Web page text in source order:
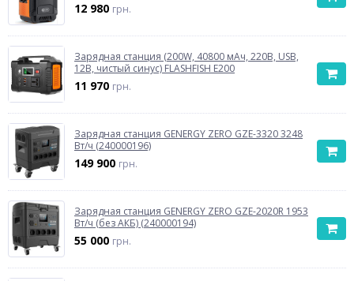
12 980 грн.
Зарядная станция (200W, 40800 мАч, 220В, USB,
12В, чистый синус) FLASHFISH E200
11 970 грн.
Зарядная станция GENERGY ZERO GZE-3320 3248
Вт/ч (240000196)
149 900 грн.
Зарядная станция GENERGY ZERO GZE-2020R 1953
Вт/ч (без АКБ) (240000194)
55 000 грн.